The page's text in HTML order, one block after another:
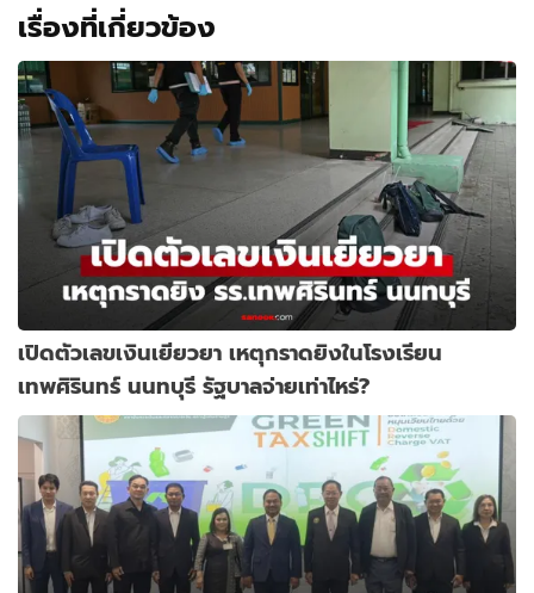
เรื่องที่เกี่ยวข้อง
เปิดตัวเลขเงินเยียวยา เหตุกราดยิงในโรงเรียน
เทพศิรินทร์ นนทบุรี รัฐบาลจ่ายเท่าไหร่?